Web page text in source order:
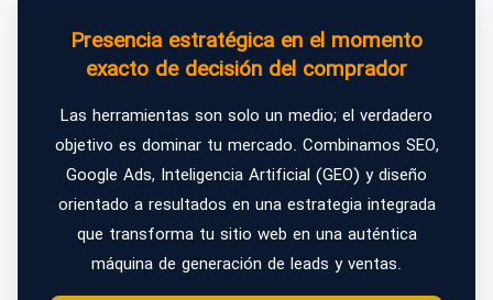
Presencia estratégica en el momento
exacto de decisión del comprador
Las herramientas son solo un medio; el verdadero
objetivo es dominar tu mercado. Combinamos SEO,
Google Ads, Inteligencia Artificial (GEO) y diseño
orientado a resultados en una estrategia integrada
que transforma tu sitio web en una auténtica
máquina de generación de leads y ventas.